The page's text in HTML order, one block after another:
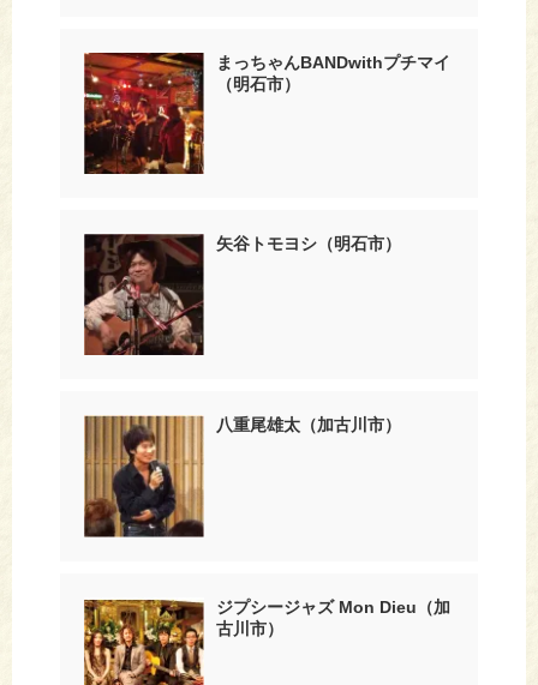
まっちゃんBANDwithプチマイ
（明石市）
矢谷トモヨシ（明石市）
八重尾雄太（加古川市）
ジプシージャズ Mon Dieu（加
古川市）